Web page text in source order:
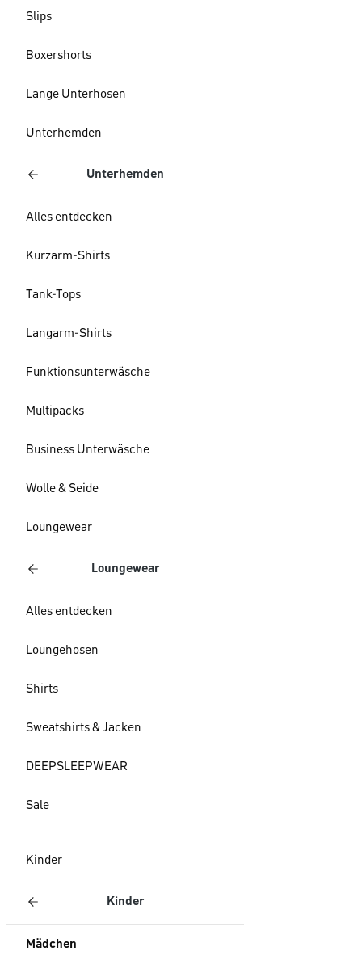
Slips
Boxershorts
Lange Unterhosen
Unterhemden
Unterhemden
Alles entdecken
Kurzarm-Shirts
Tank-Tops
Langarm-Shirts
Funktionsunterwäsche
Multipacks
Business Unterwäsche
Wolle & Seide
Loungewear
Loungewear
Alles entdecken
Loungehosen
Shirts
Sweatshirts & Jacken
DEEPSLEEPWEAR
Sale
Kinder
Kinder
Mädchen